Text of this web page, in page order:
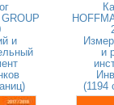
и
и
(1194